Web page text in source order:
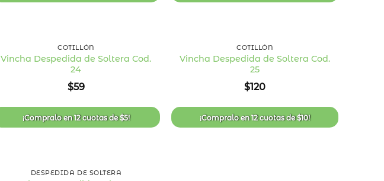
COTILLÓN
Vincha Despedida de Soltera Cod.
24
$59
¡Compralo en12 cuotasde$5!
COTILLÓN
Vincha Despedida de Soltera Cod.
25
$120
¡Compralo en12 cuotasde$10!
DESPEDIDA DE SOLTERA